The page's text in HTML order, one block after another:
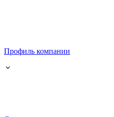
Профиль компании